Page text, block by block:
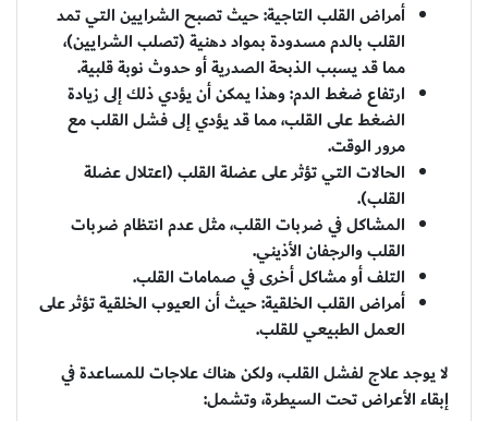
أمراض القلب التاجية: حيث تصبح الشرايين التي تمد
القلب بالدم مسدودة بمواد دهنية (تصلب الشرايين)،
مما قد يسبب الذبحة الصدرية أو حدوث نوبة قلبية.
ارتفاع ضغط الدم: وهذا يمكن أن يؤدي ذلك إلى زيادة
الضغط على القلب، مما قد يؤدي إلى فشل القلب مع
مرور الوقت.
الحالات التي تؤثر على عضلة القلب (اعتلال عضلة
القلب).
المشاكل في ضربات القلب، مثل عدم انتظام ضربات
القلب والرجفان الأذيني.
التلف أو مشاكل أخرى في صمامات القلب.
أمراض القلب الخلقية: حيث أن العيوب الخلقية تؤثر على
العمل الطبيعي للقلب.
لا يوجد علاج لفشل القلب، ولكن هناك علاجات للمساعدة في
إبقاء الأعراض تحت السيطرة، وتشمل: